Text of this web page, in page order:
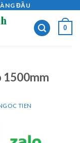
ĐẦU
0
1500mm
TIEN